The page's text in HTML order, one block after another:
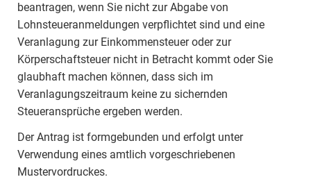
beantragen, wenn Sie nicht zur Abgabe von
Lohnsteueranmeldungen verpflichtet sind und eine
Veranlagung zur Einkommensteuer oder zur
Körperschaftsteuer nicht in Betracht kommt oder Sie
glaubhaft machen können, dass sich im
Veranlagungszeitraum keine zu sichernden
Steueransprüche ergeben werden.
Der Antrag ist formgebunden und erfolgt unter
Verwendung eines amtlich vorgeschriebenen
Mustervordruckes.